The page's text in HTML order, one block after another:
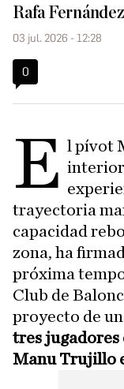
Rafa Fernández
03 jul. 2026 - 12:28
0
E l pívot
interior
trayectoria
capacidad
zona, ha
próxima
Club de
proyecto de
tres jugadores
Manu Trujillo